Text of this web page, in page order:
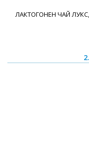
ЛАКТОГОНЕН ЧАЙ